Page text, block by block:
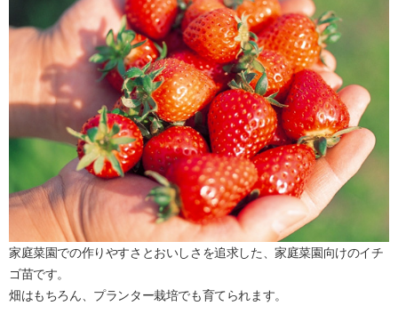
家庭菜園での作りやすさとおいしさを追求した、家庭菜園向けのイチ
ゴ苗です。
畑はもちろん、プランター栽培でも育てられます。